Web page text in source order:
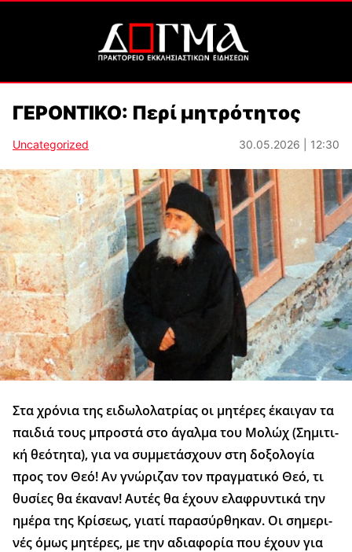
ΓΕΡΟΝΤΙΚΟ: Περί μητρότητος
Uncategorized 30.05.2026 | 12:30
Στα χρό­νια της ει­δω­λο­λα­τρί­ας οι μη­τέ­ρες έκαι­γαν τα
παι­διά τους μπρο­στά στο άγαλ­μα του Μο­λώχ (Ση­μι­τι­
κή θε­ό­τη­τα), για να συμ­με­τά­σχουν στη δο­ξο­λο­γία
προς τον Θεό! Αν γνώ­ρι­ζαν τον πραγ­μα­τι­κό Θεό, τι
θυ­σί­ες θα έκα­ναν! Αυ­τές θα έχουν ελα­φρυν­τι­κά την
ημέ­ρα της Κρί­σε­ως, για­τί πα­ρα­σύρ­θη­καν. Οι ση­με­ρι­
νές όμως μη­τέ­ρες, με την αδια­φο­ρία που έχουν για